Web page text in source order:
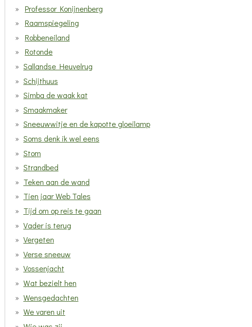
Professor Konijnenberg
Raamspiegeling
Robbeneiland
Rotonde
Sallandse Heuvelrug
Schijthuus
Simba de waak kat
Smaakmaker
Sneeuwwitje en de kapotte gloeilamp
Soms denk ik wel eens
Stom
Strandbed
Teken aan de wand
Tien jaar Web Tales
Tijd om op reis te gaan
Vader is terug
Vergeten
Verse sneeuw
Vossenjacht
Wat bezielt hen
Wensgedachten
We varen uit